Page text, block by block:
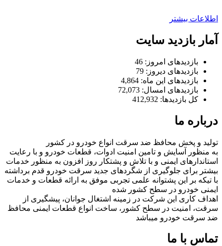
اطلاعات بیشتر
آمار بازدید سایت
بازدیدهای امروز: 46
بازدیدهای دیروز: 79
بازدیدهای این ماه: 4,864
بازدیدهای امسال: 72,073
کل بازدیدها: 412,932
درباره ما
تولید و پخش محافظ ضد سرقت انواع خودرو در کشور
به منظور آسایش و تامین امنیت ادوات، قطعات خودرو و با رعایت
استاندارهای ایمنی و با تلاش و پشتکار روز افزون به منظور خدمات
بیشتر برای جلوگیری از شگردهای جدید سرقت خودرو قدم برداشته
با تیکه بر این پشتوانه علمی تجربی موفق به ارائه قطعات و خدمات
ایمنی خودرو در سطح کشور شده
اهداف کاری این شرکت در زمینه اشتغال جوانان، پیشگیری از
سرقت، امنیت در سطح کشور، ساخت انواع قطعات ایمنی محافظ
ضد سرقت خودرو میباشد
تماس با ما